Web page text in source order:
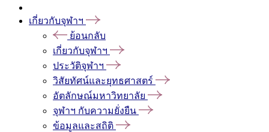
เกี่ยวกับจุฬาฯ
ย้อนกลับ
เกี่ยวกับจุฬาฯ
ประวัติจุฬาฯ
วิสัยทัศน์และยุทธศาสตร์
อัตลักษณ์มหาวิทยาลัย
จุฬาฯ กับความยั่งยืน
ข้อมูลและสถิติ